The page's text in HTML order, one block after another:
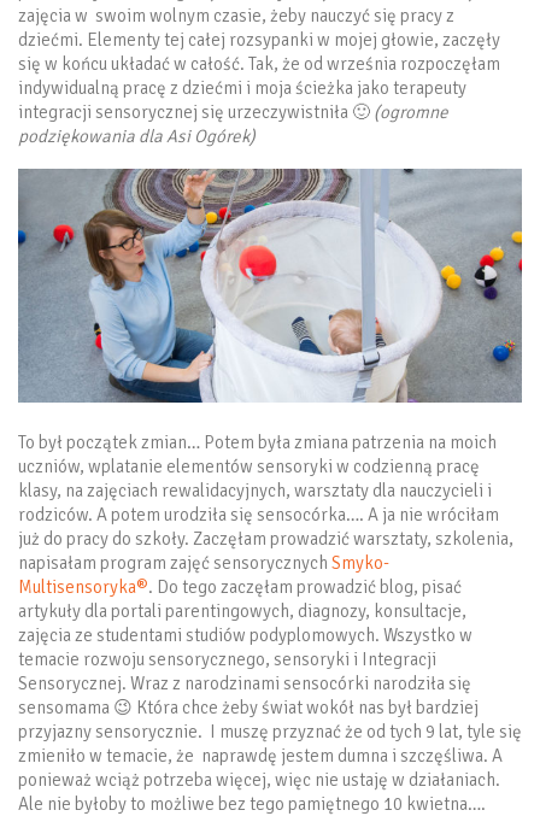
zajęcia w swoim wolnym czasie, żeby nauczyć się pracy z
dziećmi. Elementy tej całej rozsypanki w mojej głowie, zaczęły
się w końcu układać w całość. Tak, że od września rozpoczęłam
indywidualną pracę z dziećmi i moja ścieżka jako terapeuty
integracji sensorycznej się urzeczywistniła 🙂 (ogromne
podziękowania dla Asi Ogórek)
To był początek zmian… Potem była zmiana patrzenia na moich
uczniów, wplatanie elementów sensoryki w codzienną pracę
klasy, na zajęciach rewalidacyjnych, warsztaty dla nauczycieli i
rodziców. A potem urodziła się sensocórka…. A ja nie wróciłam
już do pracy do szkoły. Zaczęłam prowadzić warsztaty, szkolenia,
napisałam program zajęć sensorycznych Smyko-
Multisensoryka®. Do tego zaczęłam prowadzić blog, pisać
artykuły dla portali parentingowych, diagnozy, konsultacje,
zajęcia ze studentami studiów podyplomowych. Wszystko w
temacie rozwoju sensorycznego, sensoryki i Integracji
Sensorycznej. Wraz z narodzinami sensocórki narodziła się
sensomama 😉 Która chce żeby świat wokół nas był bardziej
przyjazny sensorycznie. I muszę przyznać że od tych 9 lat, tyle się
zmieniło w temacie, że naprawdę jestem dumna i szczęśliwa. A
ponieważ wciąż potrzeba więcej, więc nie ustaję w działaniach.
Ale nie byłoby to możliwe bez tego pamiętnego 10 kwietna….